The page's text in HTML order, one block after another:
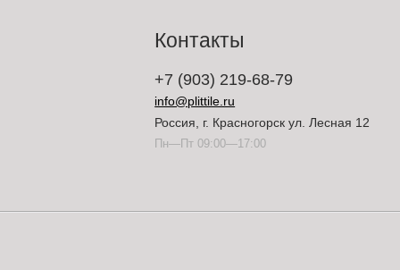
Контакты
+7 (903) 219-68-79
info@plittile.ru
Россия, г. Красногорск ул. Лесная 12
Пн—Пт 09:00—17:00